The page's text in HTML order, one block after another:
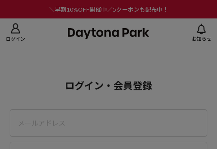
＼早割10%OFF開催中／5クーポンも配布中！
ログイン お知らせ
ログイン・会員登録